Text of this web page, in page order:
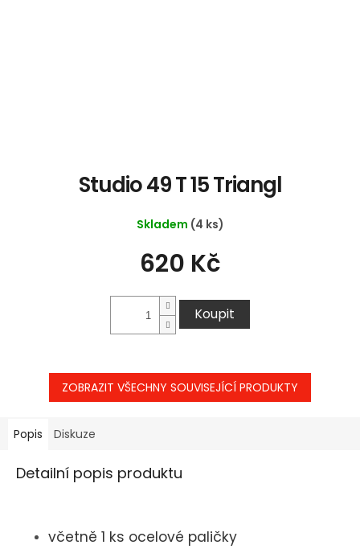
Studio 49 T 15 Triangl
Skladem (4 ks)
620 Kč
Koupit
ZOBRAZIT VŠECHNY SOUVISEJÍCÍ PRODUKTY
Popis Diskuze
Detailní popis produktu
včetně 1 ks ocelové paličky